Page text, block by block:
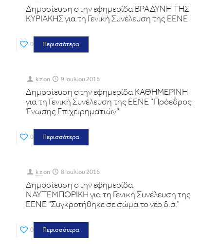
Δημοσίευση στην εφημερίδα ΒΡΑΔΥΝΗ ΤΗΣ
ΚΥΡΙΑΚΗΣ για τη Γενική Συνέλευση της ΕΕΝΕ
0 Περισσότερα
k zon 9 Ιουλίου 2016
Δημοσίευση στην εφημερίδα ΚΑΘΗΜΕΡΙΝΗ
για τη Γενική Συνέλευση της ΕΕΝΕ “Πρόεδρος
Ένωσης Επιχειρηματιών”
0 Περισσότερα
k zon 8 Ιουλίου 2016
Δημοσίευση στην εφημερίδα
ΝΑΥΤΕΜΠΟΡΙΚΗ για τη Γενική Συνέλευση της
ΕΕΝΕ “Συγκροτήθηκε σε σώμα το νέο δ.σ.”
0 Περισσότερα